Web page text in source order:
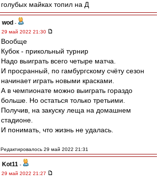
голубых майках топил на Д
wod -
29 май 2022 21:30
Вообще
Кубок - прикольный турнир
Надо выиграть всего четыре матча.
И просранный, по гамбургскому счёту сезон
начинает играть новыми красками.
А в чемпионате можно выиграть гораздо
больше. Но остаться только третьими.
Получив, на закуску леща на домашнем
стадионе.
И понимать, что жизнь не удалась.
Редактировалось 29 май 2022 21:31
Kot11 -
29 май 2022 21:27